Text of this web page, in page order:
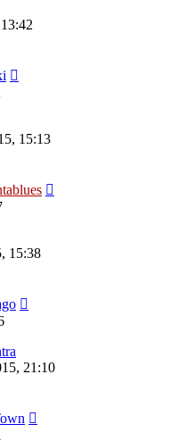
15:13
15:38
21:10